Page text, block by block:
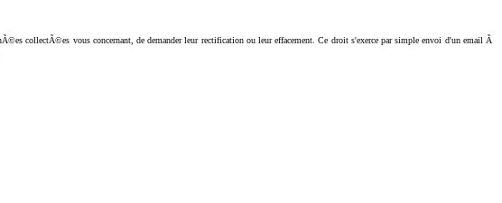
collectÃ©es vous concernant, de demander leur rectification ou leur effacement. Ce droit s'exerce par simple envoi d'un email Ã